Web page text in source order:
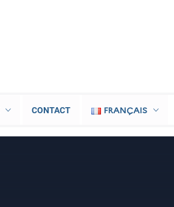
CONTACT FRANÇAIS